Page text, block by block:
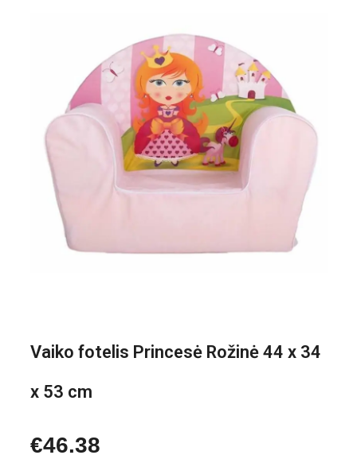
Vaiko fotelis Princesė Rožinė 44 x 34
x 53 cm
€46.38